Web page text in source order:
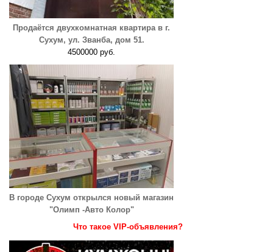
Продаётся двухкомнатная квартира в г.
Сухум, ул. Званба, дом 51.
4500000 руб.
В городе Сухум открылся новый магазин
"Олимп -Авто Колор"
Что такое VIP-объявления?